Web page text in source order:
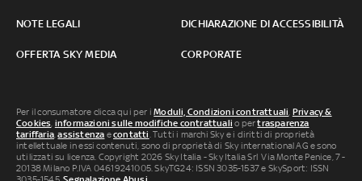
NOTE LEGALI DICHIARAZIONE DI ACCESSIBILITÀ
OFFERTA SKY MEDIA CORPORATE
Per il consumatore clicca qui per iModuli, Condizioni contrattuali, Privacy &
Cookies, informazioni sulle modifiche contrattuali o pertrasparenza
tariffaria,assistenza econtatti. Tutti i marchi Sky e i diritti di proprietà
intellettuale in essi contenuti, sono di proprietà di Sky international AG e sono
utilizzati su licenza. Copyright 2026 Sky Italia - Sky Italia Srl Via Monte Penice, 7 -
20138 Milano P.IVA 04619241005. SkyTG24: ISSN 3035-1537 e SkySport: ISSN